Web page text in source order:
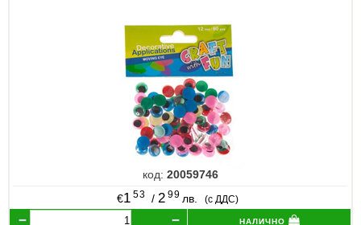
код: 20059746
€1 53 / 2 99 лв. (с ДДС)
налично